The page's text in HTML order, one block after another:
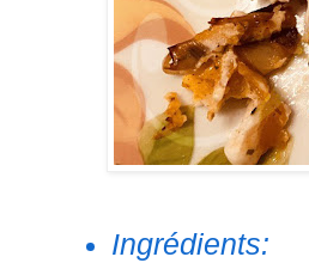
Ingrédients: